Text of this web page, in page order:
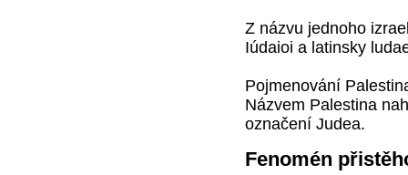
Z názvu jednoho
Iúdaioi a latinsky
Pojmenování
Názvem Palestina
označení Judea.
Fenomén